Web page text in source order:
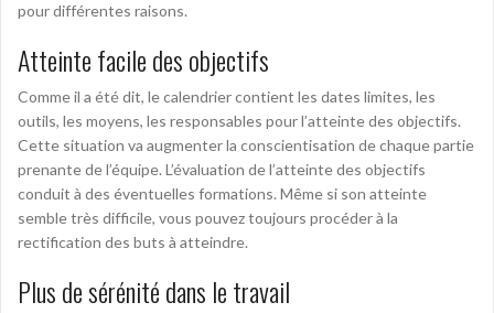
pour différentes raisons.
Atteinte facile des objectifs
Comme il a été dit, le calendrier contient les dates limites, les
outils, les moyens, les responsables pour l’atteinte des objectifs.
Cette situation va augmenter la conscientisation de chaque partie
prenante de l’équipe. L’évaluation de l’atteinte des objectifs
conduit à des éventuelles formations. Même si son atteinte
semble très difficile, vous pouvez toujours procéder à la
rectification des buts à atteindre.
Plus de sérénité dans le travail